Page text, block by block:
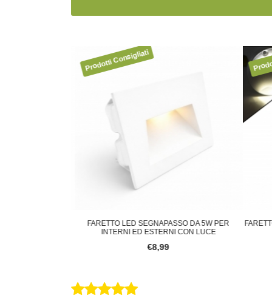
FARETTO LED SEGNAPASSO DA 5W PER
INTERNI ED ESTERNI CON LUCE
€8,99